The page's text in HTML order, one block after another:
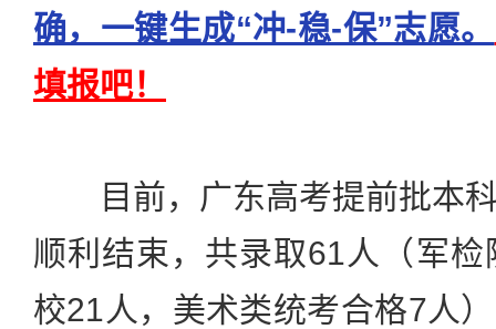
确，一键生成“冲-稳-保”志愿。
填报吧！
目前，广东高考提前批本科
顺利结束，共录取61人（军
校21人，美术类统考合格7人